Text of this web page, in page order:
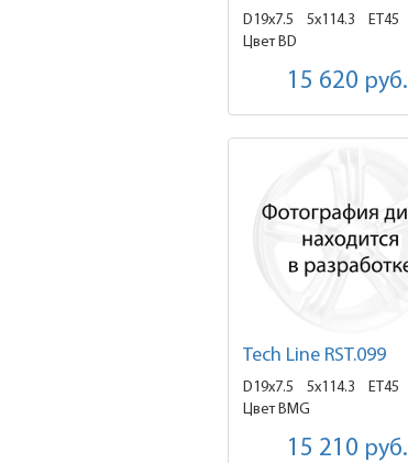
D19x7.5 5x114.3 ET45
Цвет BD
15 620 руб.
Tech Line RST.099
D19x7.5 5x114.3 ET45
Цвет BMG
15 210 руб.